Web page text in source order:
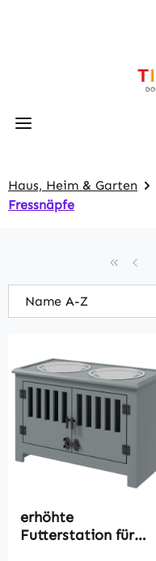
Haus, Heim & Garten
Fressnäpfe
erhöhte
Futterstation für